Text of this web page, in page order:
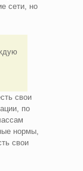
сети, но
свои
по
нормы,
свои